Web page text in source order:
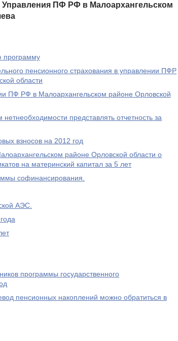
Управления ПФ РФ в Малоархангельском
программу
пенсионного страхования в управлении ПФР
области
ПФ РФ в Малоархангельском районе Орловской
представлять отчетность за
взносов на 2012 год
районе Орловской области о
на материнский капитал за 5 лет
софинансирования.
АЭС.
программы государственного
пенсионных накоплений можно обратиться в